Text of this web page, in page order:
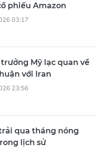
phiếu Amazon
03:17
Mỹ lạc quan về
với Iran
23:56
qua tháng nóng
lịch sử